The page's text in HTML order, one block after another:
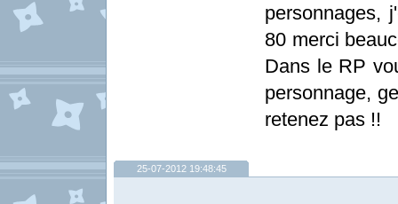
personnages,
80 merci
Dans le RP
personnage,
retenez pas !!
25-07-2012 19:48:45